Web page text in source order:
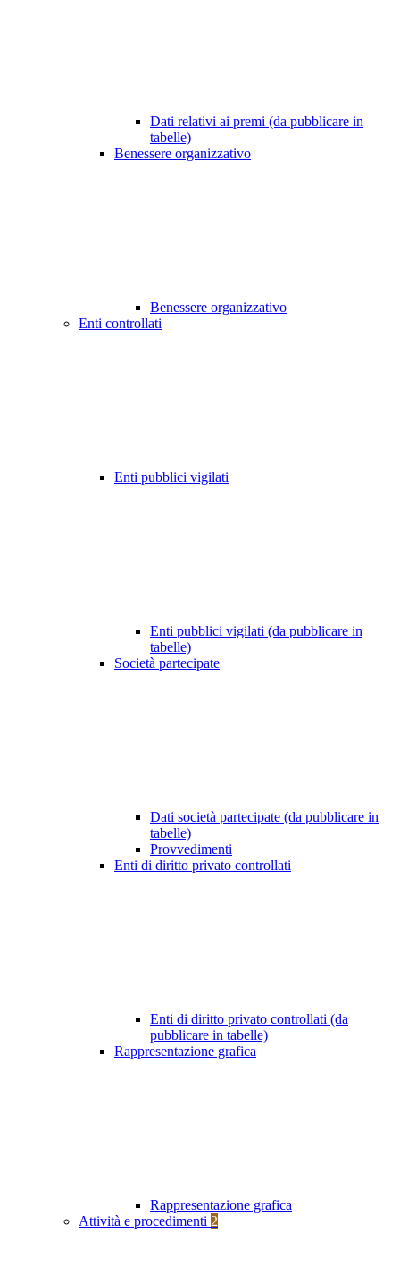
Dati relativi ai premi (da pubblicare in
tabelle)
Benessere organizzativo
Benessere organizzativo
Enti controllati
Enti pubblici vigilati
Enti pubblici vigilati (da pubblicare in
tabelle)
Società partecipate
Dati società partecipate (da pubblicare in
tabelle)
Provvedimenti
Enti di diritto privato controllati
Enti di diritto privato controllati (da
pubblicare in tabelle)
Rappresentazione grafica
Rappresentazione grafica
Attività e procedimenti 2